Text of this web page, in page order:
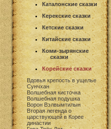
Каталонские сказки
Керекские сказки
Кетские сказки
Китайские сказки
Коми-зырянские
сказки
Корейские сказки
Вдовья крепость в ущелье
Сунчхан
Волшебная кисточка
Волшебная подушка
Ворон Вэлвымтилын
Вторая легенда о
царствующей в Корее
династии